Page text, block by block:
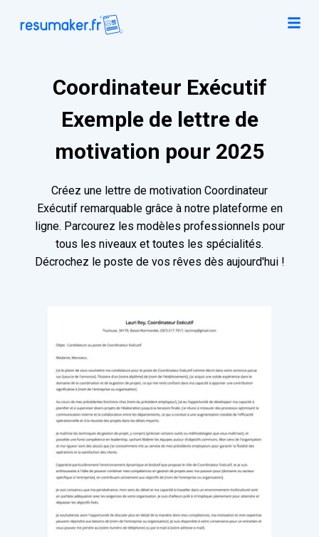
Coordinateur Exécutif
Exemple de lettre de
motivation pour 2025
Créez une lettre de motivation Coordinateur
Exécutif remarquable grâce à notre plateforme en
ligne. Parcourez les modèles professionnels pour
tous les niveaux et toutes les spécialités.
Décrochez le poste de vos rêves dès aujourd'hui !